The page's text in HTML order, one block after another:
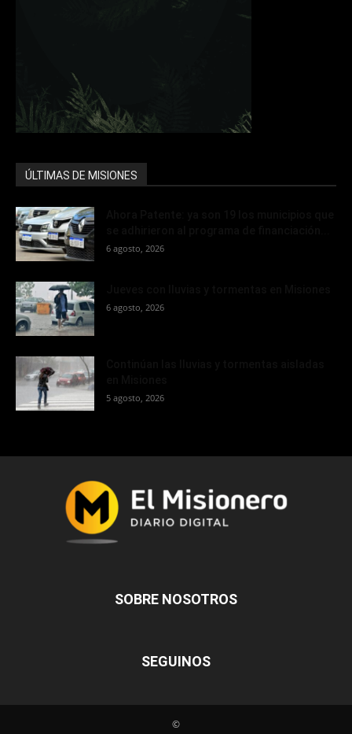
ÚLTIMAS DE MISIONES
6 agosto, 2026
6 agosto, 2026
5 agosto, 2026
SOBRE NOSOTROS
SEGUINOS
©